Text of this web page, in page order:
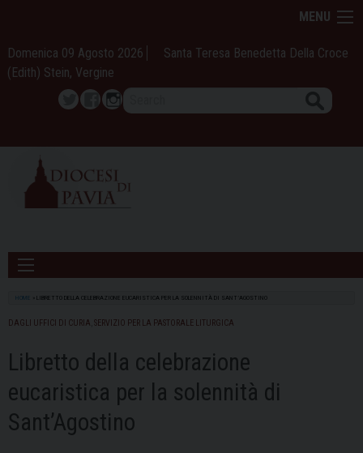
content
MENU
Domenica 09 Agosto 2026
Santa Teresa Benedetta Della Croce
(Edith) Stein, Vergine
TwitterFacebook
Instagram
HOME LIBRETTO DELLA CELEBRAZIONE EUCARISTICA PER LA SOLENNITÀ DI SANT’AGOSTINO
DAGLI UFFICI DI CURIA SERVIZIO PER LA PASTORALE LITURGICA
Libretto della celebrazione
eucaristica per la solennità di
Sant’Agostino